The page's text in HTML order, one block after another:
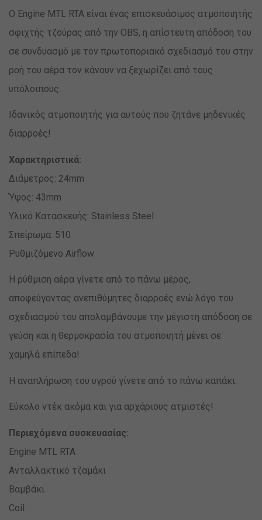
Ο Engine MTL RTA είναι ένας επισκευάσιμος ατμοποιητής
σφιχτής τζούρας από την OBS, η απίστευτη απόδοση του
σε συνδυασμό με τον πρωτοποριακό σχεδιασμό του στην
ροή του αέρα τον κάνουν να ξεχωρίζει από τους
υπόλοιπους.
Ιδανικός ατμοποιητής για αυτούς που ζητάνε μηδενικές
διαρροές!
Χαρακτηριστικά:
Διάμετρος: 24mm
Ύψος: 43mm
Υλικό Κατασκευής: Stainless Steel
Σπείρωμα: 510
Ρυθμιζόμενο Airflow
Η ρύθμιση αέρα γίνετε από το πάνω μέρος,
αποφεύγοντας ανεπιθύμητες διαρροές ενώ λόγο του
σχεδιασμού του απολαμβάνουμε την μέγιστη απόδοση σε
γεύση και η θερμοκρασία του ατμοποιητή μένει σε
χαμηλά επίπεδα!
Η αναπλήρωση του υγρού γίνετε από το πάνω καπάκι.
Εύκολο ντέκ ακόμα και για αρχάριους ατμιστές!
Περιεχόμενα συσκευασίας:
Engine MTL RTA
Ανταλλακτικό τζαμάκι
Βαμβάκι
Coil